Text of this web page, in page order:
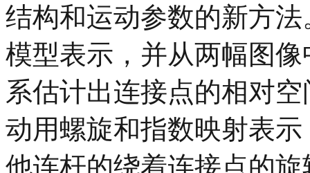
结构和运动参数的新方
模型表示，并从两幅图
系估计出连接点的相对
动用螺旋和指数映射表
他连杆的绕着连接点的